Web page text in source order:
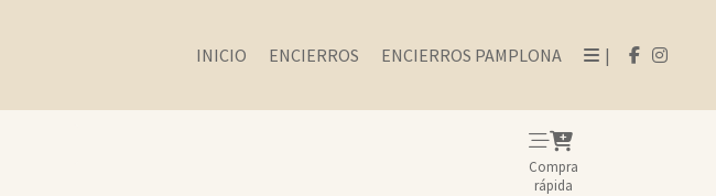
INICIO ENCIERROS ENCIERROS PAMPLONA |
Compra
rápida